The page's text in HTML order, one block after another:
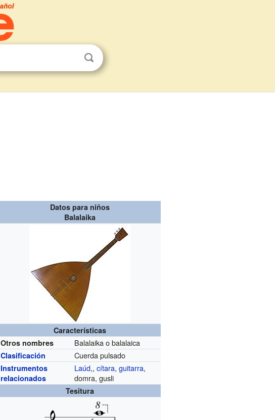
Datos para niños
Balalaika
Características
Otros nombres
Balalaika o balalaica
Clasificación Cuerda pulsado
Instrumentos
relacionados
Laúd,,cítara,guitarra,
domra, gusli
Tesitura